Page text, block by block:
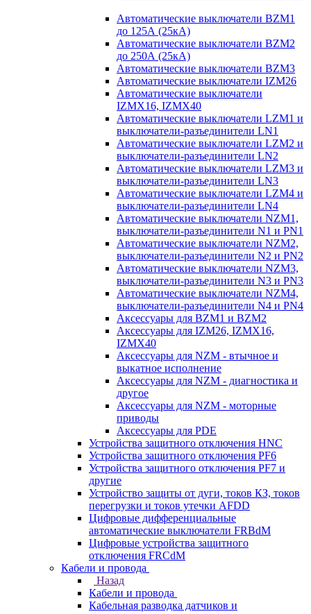
Автоматические выключатели BZM1
до 125А (25кА)
Автоматические выключатели BZM2
до 250А (25кА)
Автоматические выключатели BZM3
Автоматические выключатели IZM26
Автоматические выключатели
IZMX16, IZMX40
Автоматические выключатели LZM1 и
выключатели-разъединители LN1
Автоматические выключатели LZM2 и
выключатели-разъединители LN2
Автоматические выключатели LZM3 и
выключатели-разъединители LN3
Автоматические выключатели LZM4 и
выключатели-разъединители LN4
Автоматические выключатели NZM1,
выключатели-разъединители N1 и PN1
Автоматические выключатели NZM2,
выключатели-разъединители N2 и PN2
Автоматические выключатели NZM3,
выключатели-разъединители N3 и PN3
Автоматические выключатели NZM4,
выключатели-разъединители N4 и PN4
Аксессуары для BZM1 и BZM2
Аксессуары для IZM26, IZMX16,
IZMX40
Аксессуары для NZM - втычное и
выкатное исполнение
Аксессуары для NZM - диагностика и
другое
Аксессуары для NZM - моторные
приводы
Аксессуары для PDE
Устройства защитного отключения HNC
Устройства защитного отключения PF6
Устройства защитного отключения PF7 и
другие
Устройство защиты от дуги, токов КЗ, токов
перегрузки и токов утечки AFDD
Цифровые дифференциальные
автоматические выключатели FRBdM
Цифровые устройства защитного
отключения FRCdM
Кабели и провода
Назад
Кабели и провода
Кабельная разводка датчиков и